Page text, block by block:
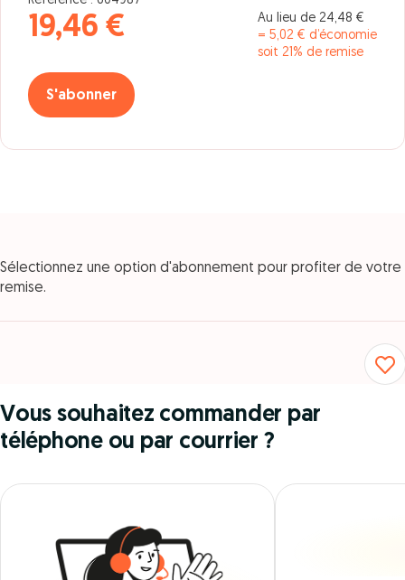
19,46 €
Au lieu de 24,48 €
= 5,02 € d’économie
soit 21% de remise
S'abonner
Sélectionnez une option d'abonnement pour profiter de votre
remise.
Vous souhaitez commander par
téléphone ou par courrier ?